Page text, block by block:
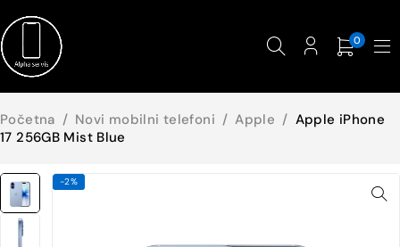
0
Početna / Novi mobilni telefoni / Apple / Apple iPhone
17 256GB Mist Blue
-2%